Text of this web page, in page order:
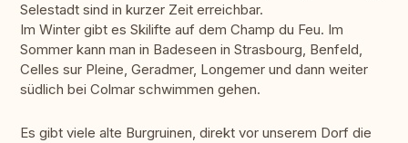
Selestadt sind in kurzer Zeit erreichbar.
Im Winter gibt es Skilifte auf dem Champ du Feu. Im
Sommer kann man in Badeseen in Strasbourg, Benfeld,
Celles sur Pleine, Geradmer, Longemer und dann weiter
südlich bei Colmar schwimmen gehen.
Es gibt viele alte Burgruinen, direkt vor unserem Dorf die